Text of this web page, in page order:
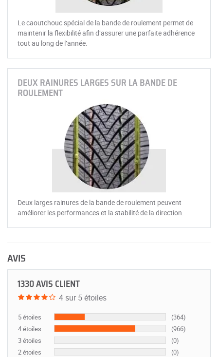
Le caoutchouc spécial de la bande de roulement permet de
maintenir la flexibilité afin d’assurer une parfaite adhérence
tout au long de l’année.
DEUX RAINURES LARGES SUR LA BANDE DE
ROULEMENT
Deux larges rainures de la bande de roulement peuvent
améliorer les performances et la stabilité de la direction.
AVIS
1330 AVIS CLIENT
4 sur 5 étoiles
5 étoiles
(364)
4 étoiles
(966)
3 étoiles
(0)
2 étoiles
(0)